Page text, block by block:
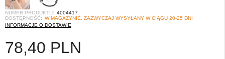
NUMER PRODUKTU: 4004417
DOSTĘPNOŚĆ: W MAGAZYNIE. ZAZWYCZAJ WYSYŁANY W CIĄGU 20-25 DNI
INFORMACJE O DOSTAWIE
78,40 PLN